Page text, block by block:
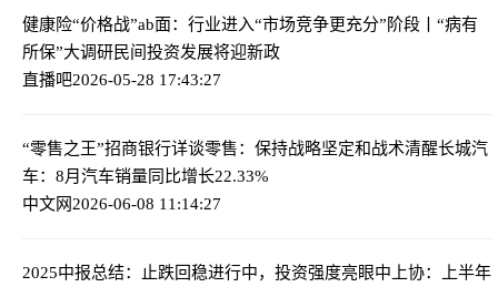
健康险“价格战”ab面：行业进入“市场竞争更充分”阶段丨“病有
所保”大调研民间投资发展将迎新政
直播吧2026-05-28 17:43:27
“零售之王”招商银行详谈零售：保持战略坚定和战术清醒长城汽
车：8月汽车销量同比增长22.33%
中文网2026-06-08 11:14:27
2025中报总结：止跌回稳进行中，投资强度亮眼中上协：上半年